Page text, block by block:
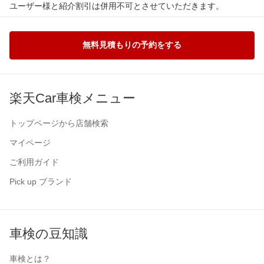
ユーザー様と紹介割引は併用不可とさせていただきます。
無料見積もりの予約をする
楽天Car車検メニュー
トップページから店舗検索
マイページ
ご利用ガイド
Pick up ブランド
車検の豆知識
車検とは？